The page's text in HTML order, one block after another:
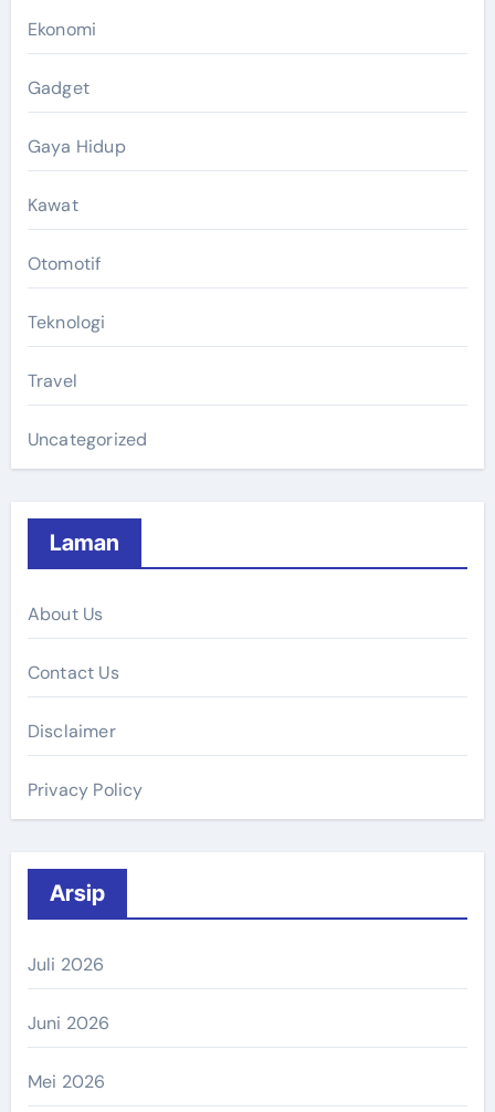
Ekonomi
Gadget
Gaya Hidup
Kawat
Otomotif
Teknologi
Travel
Uncategorized
Laman
About Us
Contact Us
Disclaimer
Privacy Policy
Arsip
Juli 2026
Juni 2026
Mei 2026